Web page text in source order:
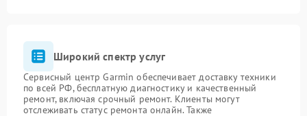
Широкий спектр услуг
Сервисный центр Garmin обеспечивает доставку техники
по всей РФ, бесплатную диагностику и качественный
ремонт, включая срочный ремонт. Клиенты могут
отслеживать статус ремонта онлайн. Также